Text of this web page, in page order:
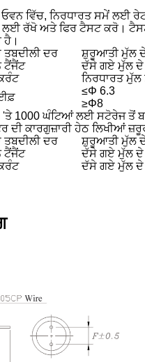
ਵਿੱਚ, ਨਿਰਧਾਰਤ ਸਮੇਂ ਲਈ
ਰੱਖੋ ਅਤੇ ਫਿਰ ਟੈਸਟ ਕਰੋ। ਟੈਸਟ
ਹੈ।
ਤਬਦੀਲੀ ਦਰ
ਸ਼ੁਰੂਆਤੀ ਮੁੱਲ
ਟੈਂਜੈਂਟ
ਦੱਸੇ ਗਏ ਮੁੱਲ ਦੇ
ਨਿਰਧਾਰਤ
≤Φ 6.3
≥Φ8
'ਤੇ 1000 ਘੰਟਿਆਂ ਲਈ ਸਟੋਰੇਜ ਤੋਂ
ਦੀ ਕਾਰਗੁਜ਼ਾਰੀ ਹੇਠ ਲਿਖੀਆਂ
ਤਬਦੀਲੀ ਦਰ
ਸ਼ੁਰੂਆਤੀ ਮੁੱਲ
ਟੈਂਜੈਂਟ
ਦੱਸੇ ਗਏ ਮੁੱਲ ਦੇ
ਦੱਸੇ ਗਏ ਮੁੱਲ ਦੇ